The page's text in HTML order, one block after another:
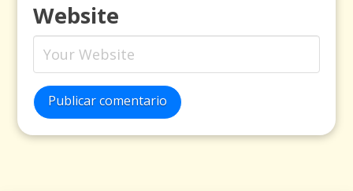
Website
Publicar comentario